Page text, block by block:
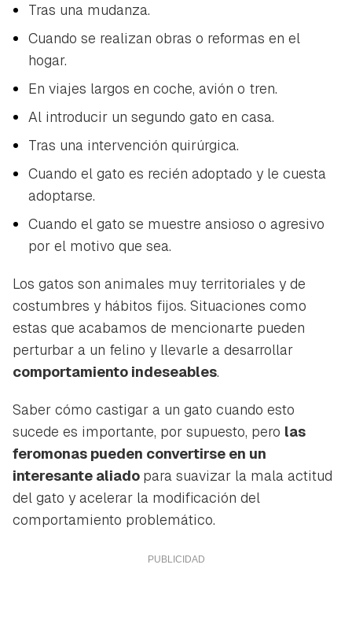
Tras una mudanza.
Cuando se realizan obras o reformas en el
hogar.
En viajes largos en coche, avión o tren.
Al introducir un segundo gato en casa.
Tras una intervención quirúrgica.
Cuando el gato es recién adoptado y le cuesta
adoptarse.
Cuando el gato se muestre ansioso o agresivo
por el motivo que sea.
Los gatos son animales muy territoriales y de
costumbres y hábitos fijos. Situaciones como
estas que acabamos de mencionarte pueden
perturbar a un felino y llevarle a desarrollar
comportamiento indeseables.
Saber cómo castigar a un gato cuando esto
sucede es importante, por supuesto, pero las
feromonas pueden convertirse en un
interesante aliado para suavizar la mala actitud
del gato y acelerar la modificación del
comportamiento problemático.